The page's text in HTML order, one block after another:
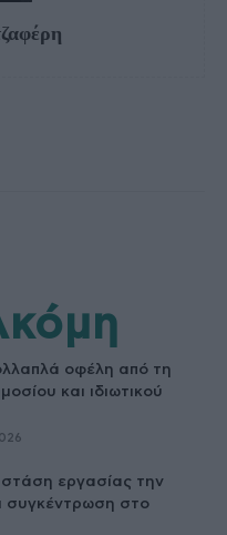
οφέλη από τη
και ιδιωτικού
εργασίας την
συγκέντρωση στο